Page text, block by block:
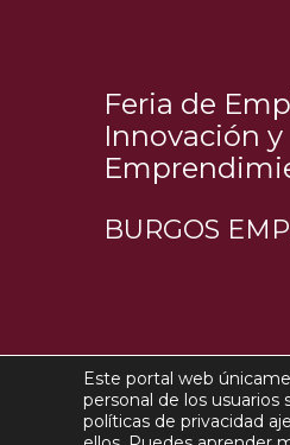
Feria de
Innovación y
BURGOS
Este portal web
personal de los
políticas de privacidad